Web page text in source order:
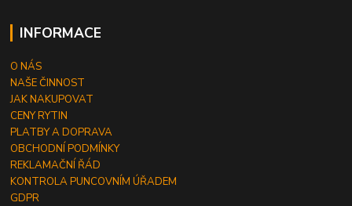
INFORMACE
O NÁS
NAŠE ČINNOST
JAK NAKUPOVAT
CENY RYTIN
PLATBY A DOPRAVA
OBCHODNÍ PODMÍNKY
REKLAMAČNÍ ŘÁD
KONTROLA PUNCOVNÍM ÚŘADEM
GDPR